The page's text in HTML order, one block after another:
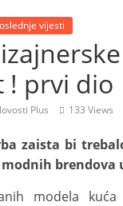
vijesti
! prvi dio
Plus 133 Views
zaista bi
brendova
modela